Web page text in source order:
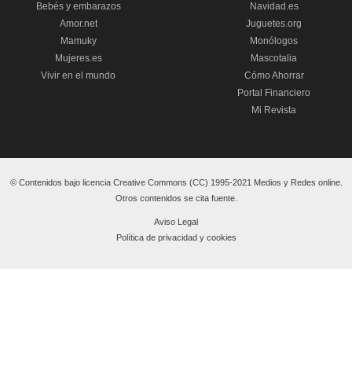
Bebés y embarazos
Amor.net
Mamuky
Mujeres.es
Vivir en el mundo
Navidad.es
Juguetes.org
Monólogos
Mascotalia
Cómo Ahorrar
Portal Financiero
Mi Revista
© Contenidos bajo licencia Creative Commons (CC) 1995-2021 Medios y Redes online.
Otros contenidos se cita fuente.
Aviso Legal
Política de privacidad y cookies